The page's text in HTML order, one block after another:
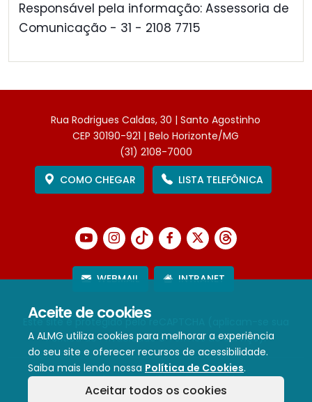
Aceite de cookies
A ALMG utiliza cookies para melhorar a experiência
do seu site e oferecer recursos de acessibilidade.
Saiba mais lendo nossa Política de Cookies.
Aceitar todos os cookies
Responsável pela informação: Assessoria de
Comunicação - 31 - 2108 7715
Rua Rodrigues Caldas, 30 | Santo Agostinho
CEP 30190-921 | Belo Horizonte/MG
(31) 2108-7000
COMO CHEGAR
LISTA TELEFÔNICA
WEBMAIL INTRANET
Este site é protegido pelo reCAPTCHA (aplicam-se sua
Política de PrivacidadeeTermos de Serviço).
Termos de Uso e Política de Privacidade
Política de cookies